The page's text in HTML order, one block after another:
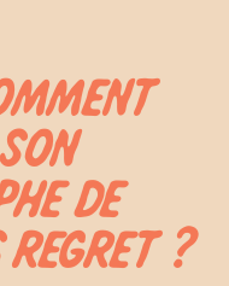
DE
?